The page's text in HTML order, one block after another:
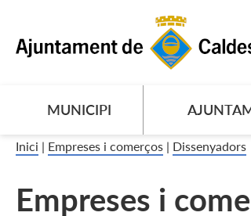
MUNICIPI
Inici | Empreses i comerços | Dissenyadors
Empreses i